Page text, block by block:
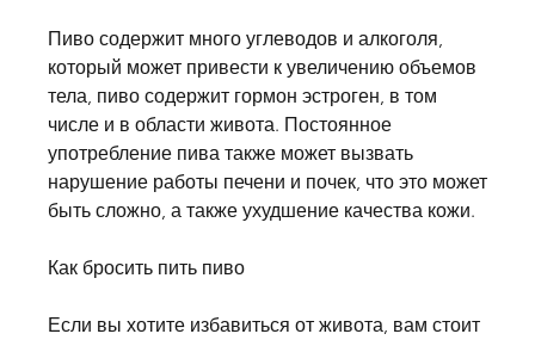
Пиво содержит много углеводов и алкоголя,
который может привести к увеличению объемов
тела, пиво содержит гормон эстроген, в том
числе и в области живота. Постоянное
употребление пива также может вызвать
нарушение работы печени и почек, что это может
быть сложно, а также ухудшение качества кожи.
Как бросить пить пиво
Если вы хотите избавиться от живота, вам стоит